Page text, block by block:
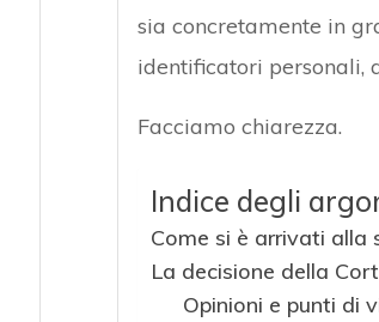
sia concretamente in
identificatori personali,
Facciamo chiarezza.
Indice degli
Come si è arrivati alla
La decisione della
Opinioni e punti di